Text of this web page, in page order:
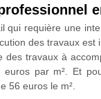
qui requière une
des travaux
travaux à
euros par m². Et
56 euros le m².